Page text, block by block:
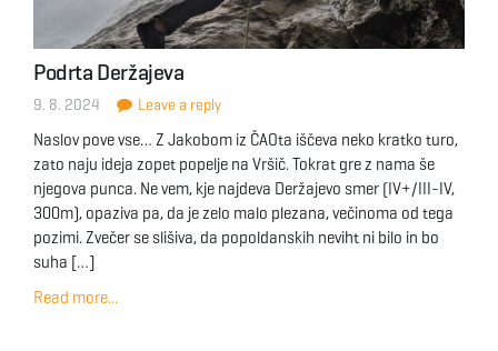
Podrta Deržajeva
9. 8. 2024 Leave a reply
Naslov pove vse… Z Jakobom iz ČAOta iščeva neko kratko turo,
zato naju ideja zopet popelje na Vršič. Tokrat gre z nama še
njegova punca. Ne vem, kje najdeva Deržajevo smer (IV+/III-IV,
300m), opaziva pa, da je zelo malo plezana, večinoma od tega
pozimi. Zvečer se slišiva, da popoldanskih neviht ni bilo in bo
suha […]
Read more...